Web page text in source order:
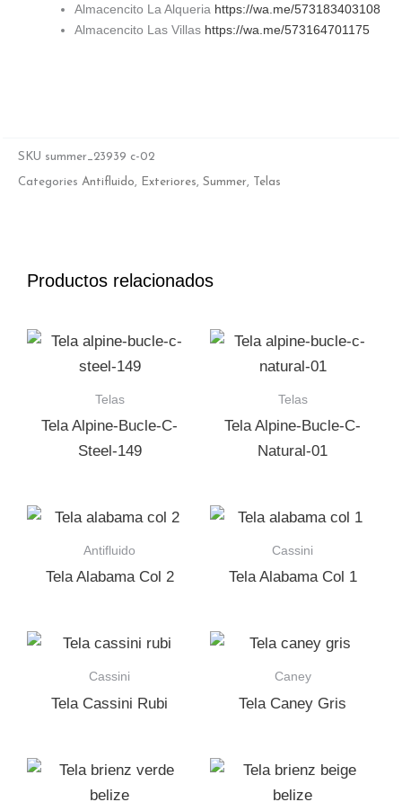
Almacencito La Alqueria https://wa.me/573183403108
Almacencito Las Villas https://wa.me/573164701175
SKU summer_23939 c-02
Categories Antifluido, Exteriores, Summer, Telas
Productos relacionados
Telas
Tela Alpine-Bucle-C-
Steel-149
Telas
Tela Alpine-Bucle-C-
Natural-01
Antifluido
Tela Alabama Col 2
Cassini
Tela Alabama Col 1
Cassini
Tela Cassini Rubi
Caney
Tela Caney Gris